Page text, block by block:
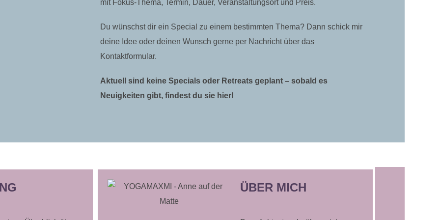
mit Fokus-Thema, Termin, Dauer, Veranstaltungsort und Preis.
Du wünschst dir ein Special zu einem bestimmten Thema? Dann schick mir
deine Idee oder deinen Wunsch gerne per Nachricht über das
Kontaktformular.
Aktuell sind keine Specials oder Retreats geplant – sobald es
Neuigkeiten gibt, findest du sie hier!
ÜBER MICH